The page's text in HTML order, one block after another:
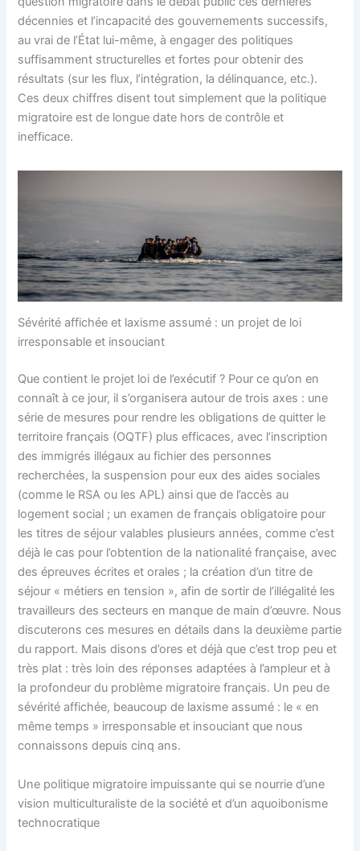
décennies et l’incapacité des gouvernements successifs,
au vrai de l’État lui-même, à engager des politiques
suffisamment structurelles et fortes pour obtenir des
résultats (sur les flux, l’intégration, la délinquance, etc.).
Ces deux chiffres disent tout simplement que la politique
migratoire est de longue date hors de contrôle et
inefficace.
Sévérité affichée et laxisme assumé : un projet de loi
irresponsable et insouciant
Que contient le projet loi de l’exécutif ? Pour ce qu’on en
connaît à ce jour, il s’organisera autour de trois axes : une
série de mesures pour rendre les obligations de quitter le
territoire français (OQTF) plus efficaces, avec l’inscription
des immigrés illégaux au fichier des personnes
recherchées, la suspension pour eux des aides sociales
(comme le RSA ou les APL) ainsi que de l’accès au
logement social ; un examen de français obligatoire pour
les titres de séjour valables plusieurs années, comme c’est
déjà le cas pour l’obtention de la nationalité française, avec
des épreuves écrites et orales ; la création d’un titre de
séjour « métiers en tension », afin de sortir de l’illégalité les
travailleurs des secteurs en manque de main d’œuvre. Nous
discuterons ces mesures en détails dans la deuxième partie
du rapport. Mais disons d’ores et déjà que c’est trop peu et
très plat : très loin des réponses adaptées à l’ampleur et à
la profondeur du problème migratoire français. Un peu de
sévérité affichée, beaucoup de laxisme assumé : le « en
même temps » irresponsable et insouciant que nous
connaissons depuis cinq ans.
Une politique migratoire impuissante qui se nourrie d’une
vision multiculturaliste de la société et d’un aquoibonisme
technocratique